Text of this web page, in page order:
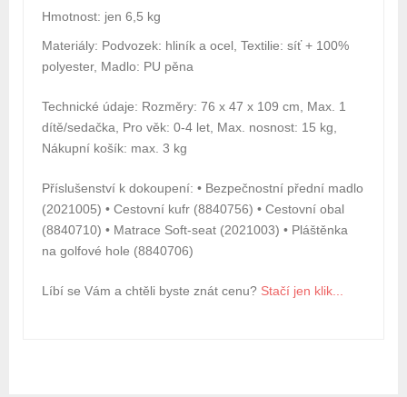
Hmotnost: jen 6,5 kg
Materiály: Podvozek: hliník a ocel, Textilie: síť + 100%
polyester, Madlo: PU pěna
Technické údaje: Rozměry: 76 x 47 x 109 cm, Max. 1
dítě/sedačka, Pro věk: 0-4 let, Max. nosnost: 15 kg,
Nákupní košík: max. 3 kg
Příslušenství k dokoupení: • Bezpečnostní přední madlo
(2021005) • Cestovní kufr (8840756) • Cestovní obal
(8840710) • Matrace Soft-seat (2021003) • Pláštěnka
na golfové hole (8840706)
Líbí se Vám a chtěli byste znát cenu? Stačí jen klik...